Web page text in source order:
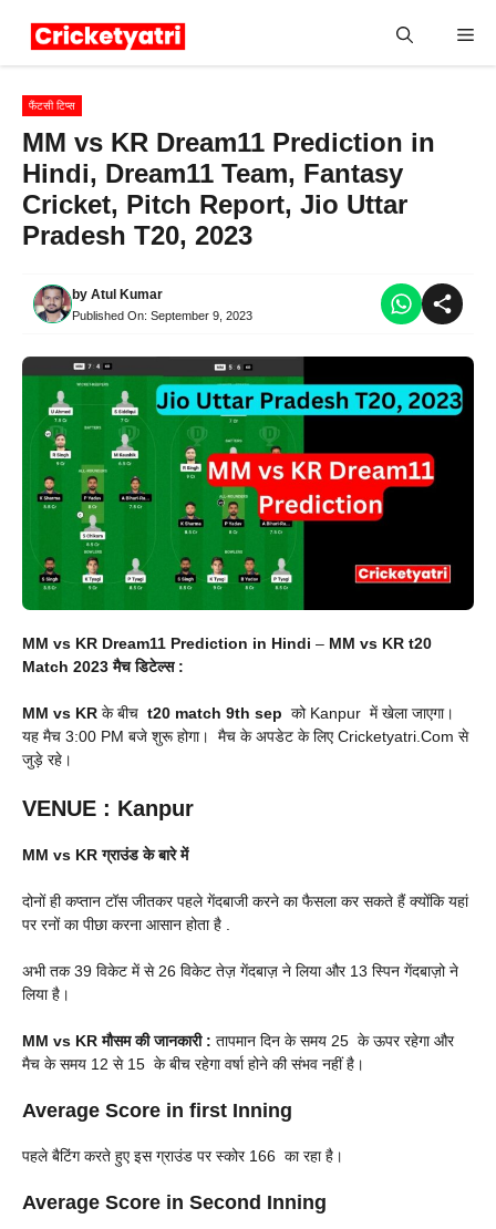
फैंटसी टिप्स
MM vs KR Dream11 Prediction in
Hindi, Dream11 Team, Fantasy
Cricket, Pitch Report, Jio Uttar
Pradesh T20, 2023
by Atul Kumar
Published On: September 9, 2023
MM vs KR Dream11 Prediction in Hindi – MM vs KR t20
Match 2023 मैच डिटेल्स :
MM vs KR के बीच t20 match 9th sep को Kanpur में खेला जाएगा।
यह मैच 3:00 PM बजे शुरू होगा। मैच के अपडेट के लिए Cricketyatri.Com से
जुड़े रहे।
VENUE : Kanpur
MM vs KR ग्राउंड के बारे में
दोनों ही कप्तान टॉस जीतकर पहले गेंदबाजी करने का फैसला कर सकते हैं क्योंकि यहां
पर रनों का पीछा करना आसान होता है .
अभी तक 39 विकेट में से 26 विकेट तेज़ गेंदबाज़ ने लिया और 13 स्पिन गेंदबाज़ो ने
लिया है।
MM vs KR मौसम की जानकारी : तापमान दिन के समय 25 के ऊपर रहेगा और
मैच के समय 12 से 15 के बीच रहेगा वर्षा होने की संभव नहीं है।
Average Score in first Inning
पहले बैटिंग करते हुए इस ग्राउंड पर स्कोर 166 का रहा है।
Average Score in Second Inning